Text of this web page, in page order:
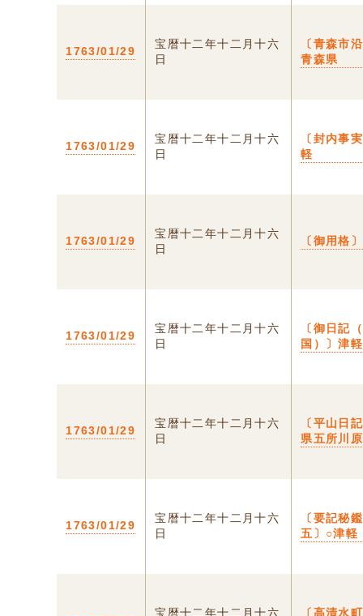
1763/01/29
宝暦十二年十二月十六
日
〔青森市
青森県
1763/01/29
宝暦十二年十二月十六
日
〔封内事
軽
1763/01/29
宝暦十二年十二月十六
日
〔御用格
1763/01/29
宝暦十二年十二月十六
日
〔御日記
国）〕津
1763/01/29
宝暦十二年十二月十六
日
〔平山日
県五所川
1763/01/29
宝暦十二年十二月十六
日
〔要記秘
五〕○津軽
宝暦十二年十二月十六
〔高清水